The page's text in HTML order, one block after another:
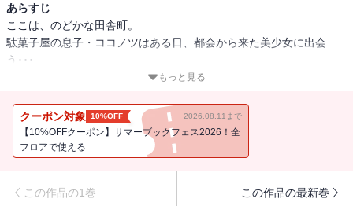
あらすじ
ここは、のどかな田舎町。
駄菓子屋の息子・ココノツはある日、都会から来た美少女に出会
う･･･
さい!!」
「見せてあげるわ･･･ポテトフライの一番贅沢な食べ方･･･!!」
うまい棒、ブタメン、ラムネなどなど･･･駄菓子マニアの美少女・ほ
こうして、少年×少女×駄菓子のおかしな夏が始まった･･･!!
もっと見る
クーポン対象 10%OFF 2026.08.11まで
【10%OFFクーポン】サマーブックフェス2026！全
フロアで使える
この作品の1巻 この作品の最新巻